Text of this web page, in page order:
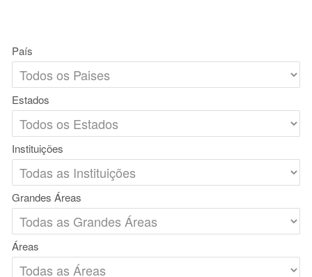
País
Estados
Instituições
Grandes Áreas
Áreas